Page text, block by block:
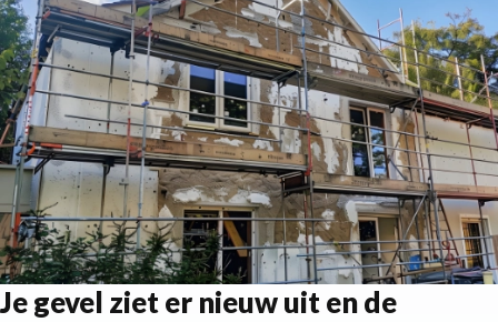
Je gevel ziet er nieuw uit en de